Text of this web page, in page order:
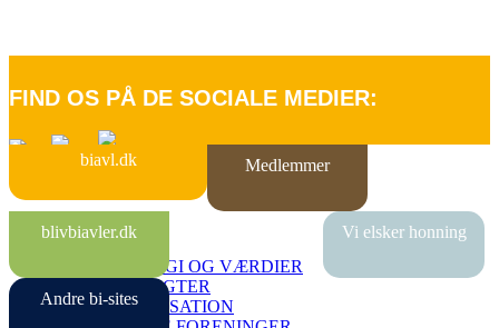
FIND OS PÅ DE SOCIALE MEDIER:
biavl.dk Medlemmer
blivbiavler.dk Vi elsker honning
Andre bi-sites
FORSIDE
STRATEGI OG VÆRDIER
VEDTÆGTER
ORGANISATION